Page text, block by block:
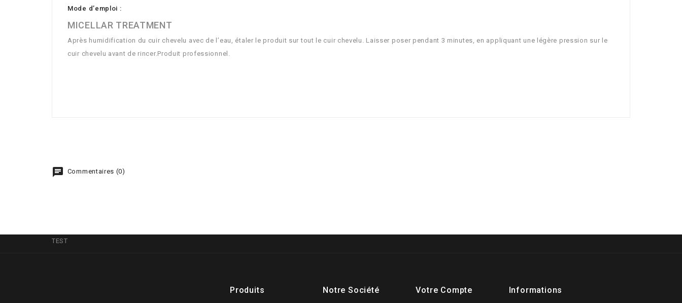
Mode d’emploi :
MICELLAR TREATMENT
Après humidification du cuir chevelu avec de l’eau, étaler le produit sur tout le cuir chevelu. Laisser poser pendant 3 minutes, en appliquant une légère pression sur le
cuir chevelu avant de rincer.Produit professionnel.
chat Commentaires (0)
TEST
Produits Notre Société Votre Compte Informations